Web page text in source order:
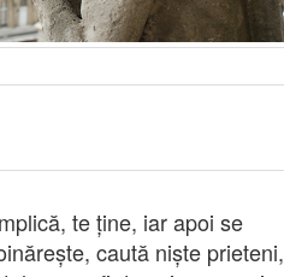
te ține, iar apoi se
caută niște prieteni,